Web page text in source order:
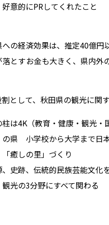
意的にPRしてくれたこと
の経済効果は、推定40億円
とすお金も大きく、県内
として、秋田県の観光に関
は4K（教育・健康・観光・
県 小学校から大学まで日
癒しの里」づくり
跡、伝統的民族芸能文化
光の3分野にすべて関わる